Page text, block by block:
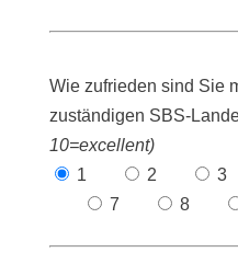
Wie zufrieden sind Sie
zuständigen SBS-
10=excellent)
1
2 3
7
8